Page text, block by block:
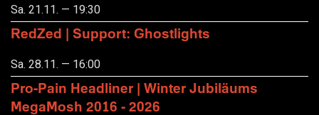
Sa. 21.11. — 19:30
RedZed | Support: Ghostlights
Sa. 28.11. — 16:00
Pro-Pain Headliner | Winter Jubiläums
MegaMosh 2016 - 2026